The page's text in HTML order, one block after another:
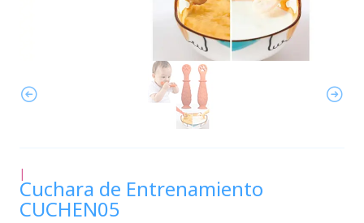
|
Cuchara de Entrenamiento
CUCHEN05